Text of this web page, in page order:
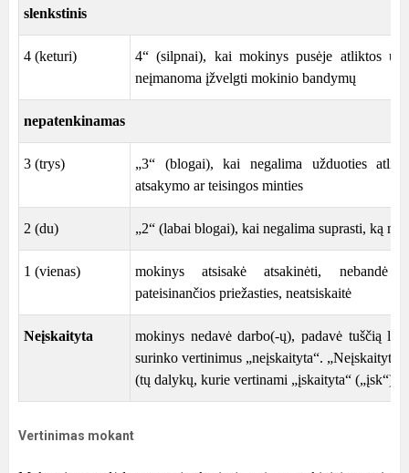
slenkstinis
4 (keturi)
4“ (silpnai), kai mokinys pusėje atliktos
neįmanoma įžvelgti mokinio bandymų
nepatenkinamas
3 (trys)
„3“ (blogai), kai negalima užduoties
atsakymo ar teisingos minties
2 (du) „2“ (labai blogai), kai negalima suprasti, ką
1 (vienas)
mokinys atsisakė atsakinėti, nebandė
pateisinančios priežasties, neatsiskaitė
Neįskaityta
mokinys nedavė darbo(-ų), padavė tuščią
surinko vertinimus „neįskaityta“.
(tų dalykų, kurie vertinami „įskaityta“ („įsk“)
Vertinimas mokant